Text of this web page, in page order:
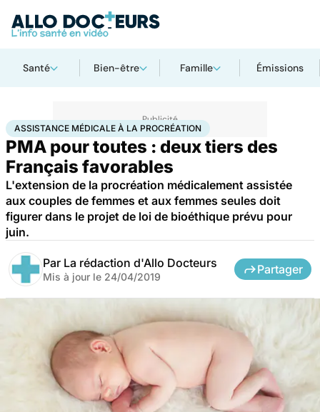
Santé Bien-être Famille Émissions
AccueilFamille Procréation Assistance médicale à la procréation
ASSISTANCE MÉDICALE À LA PROCRÉATION
PMA pour toutes : deux tiers des
Français favorables
L'extension de la procréation médicalement assistée
aux couples de femmes et aux femmes seules doit
figurer dans le projet de loi de bioéthique prévu pour
juin.
Par La rédaction d'Allo Docteurs
Mis à jour le 24/04/2019
Partager